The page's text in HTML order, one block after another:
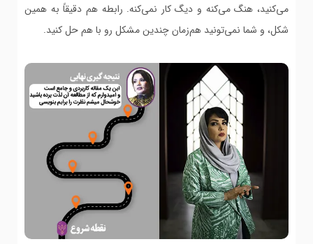
می‌کنید، هنگ می‌کنه و دیگ کار نمی‌کنه. رابطه هم دقیقاً به همین
شکل، و شما نمی‌تونید هم‌زمان چندین مشکل رو با هم حل کنید.